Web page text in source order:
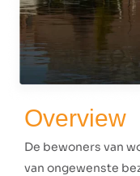
Overview
De bewoners van
van ongewenste